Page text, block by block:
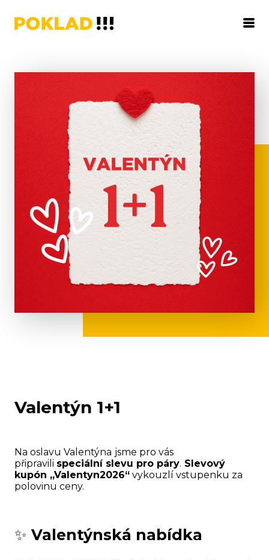
Valentýn 1+1
Na oslavu Valentýna jsme pro vás
připravili speciální slevu pro páry. Slevový
kupón „Valentyn2026“ vykouzlí vstupenku za
polovinu ceny.
✨ Valentýnská nabídka